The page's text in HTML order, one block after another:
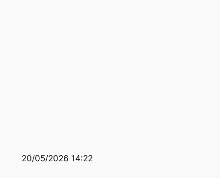
20/05/2026 14:22